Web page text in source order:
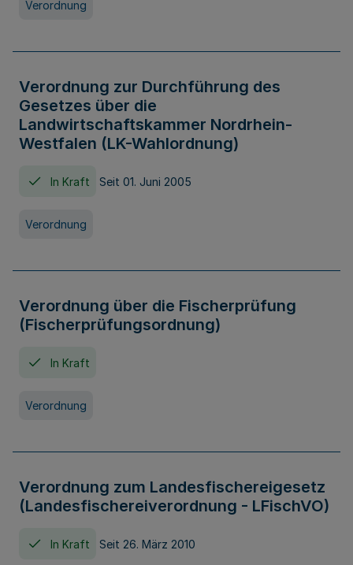
Verordnung
Verordnung zur Durchführung des
Gesetzes über die
Landwirtschaftskammer Nordrhein-
Westfalen (LK-Wahlordnung)
In Kraft Seit 01. Juni 2005
Verordnung
Verordnung über die Fischerprüfung
(Fischerprüfungsordnung)
In Kraft
Verordnung
Verordnung zum Landesfischereigesetz
(Landesfischereiverordnung - LFischVO)
In Kraft Seit 26. März 2010